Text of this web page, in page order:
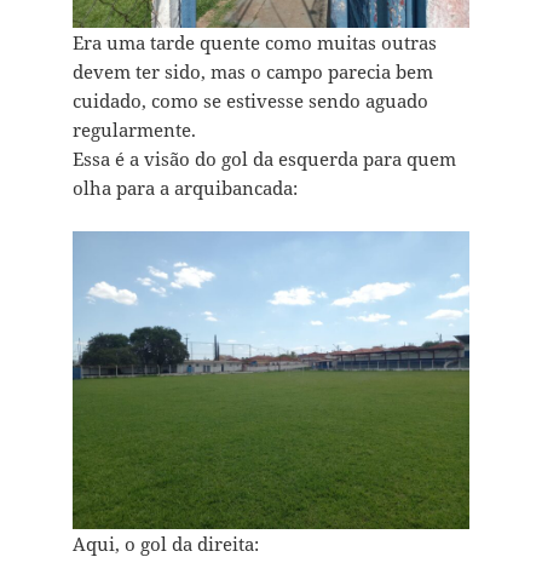
Era uma tarde quente como muitas outras
devem ter sido, mas o campo parecia bem
cuidado, como se estivesse sendo aguado
regularmente.
Essa é a visão do gol da esquerda para quem
olha para a arquibancada:
Aqui, o gol da direita: